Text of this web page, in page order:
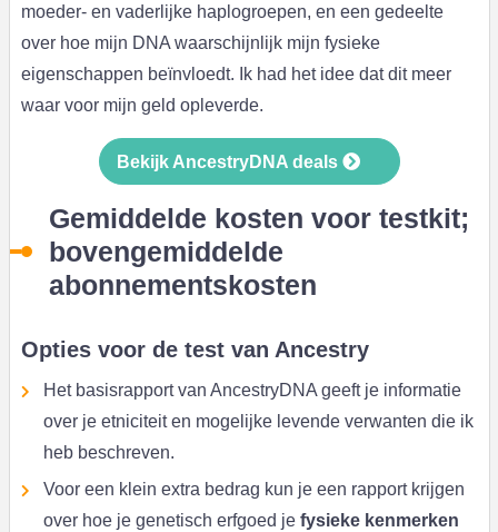
moeder- en vaderlijke haplogroepen, en een gedeelte
over hoe mijn DNA waarschijnlijk mijn fysieke
eigenschappen beïnvloedt. Ik had het idee dat dit meer
waar voor mijn geld opleverde.
Bekijk AncestryDNA deals
Gemiddelde kosten voor testkit;
bovengemiddelde
abonnementskosten
Opties voor de test van Ancestry
Het basisrapport van AncestryDNA geeft je informatie
over je etniciteit en mogelijke levende verwanten die ik
heb beschreven.
Voor een klein extra bedrag kun je een rapport krijgen
over hoe je genetisch erfgoed je fysieke kenmerken